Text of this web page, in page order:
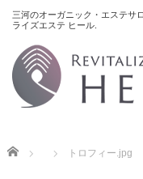
Home トロフィー.jpg